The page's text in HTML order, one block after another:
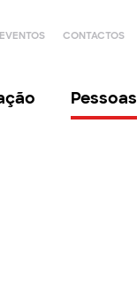
EVENTOS CONTACTOS
Pessoas